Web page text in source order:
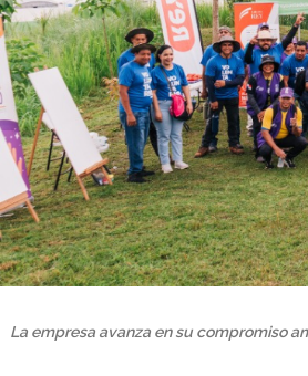
La empresa avanza en su compromiso